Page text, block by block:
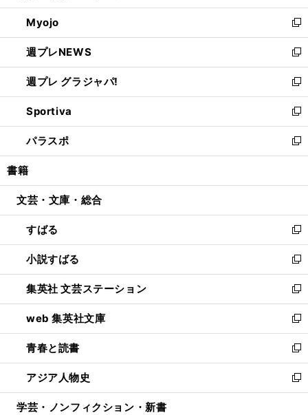
開
く
ウ
で
開
く
ン
ド
ウ
で
開
く
ウ
ィ
ン
ド
ウ
で
開
く
Myojo
新
し
い
ウ
ィ
ン
ド
ウ
で
開
週プレNEWS
新
し
い
ウ
ィ
ン
ド
ウ
開
週プレ グラジャパ!
新
し
い
ウ
ィ
ン
ウ
開
く
Sportiva
新
し
い
ウ
ン
ウ
で
開
く
パラスポ
新
し
ウ
ン
ド
ウ
で
開
く
書籍
文芸・文庫・総合
すばる
新
し
い
ウ
ィ
ン
ド
ウ
で
開
く
小説すばる
新
し
い
ウ
ィ
ン
ド
ウ
で
開
集英社 文芸ステーション
新
し
い
ウ
ィ
ン
ド
ウ
web 集英社文庫
新
し
い
ウ
ィ
ン
青春と読書
新
し
い
ウ
アジア人物史
新
し
学芸・ノンフィクション・新書